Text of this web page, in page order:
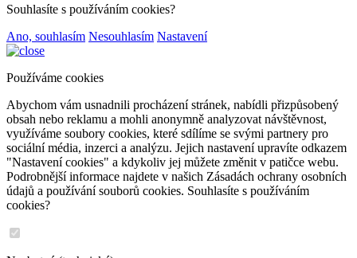
Souhlasíte s používáním cookies?
Ano, souhlasím Nesouhlasím Nastavení
Používáme cookies
Abychom vám usnadnili procházení stránek, nabídli přizpůsobený
obsah nebo reklamu a mohli anonymně analyzovat návštěvnost,
využíváme soubory cookies, které sdílíme se svými partnery pro
sociální média, inzerci a analýzu. Jejich nastavení upravíte odkazem
"Nastavení cookies" a kdykoliv jej můžete změnit v patičce webu.
Podrobnější informace najdete v našich Zásadách ochrany osobních
údajů a používání souborů cookies. Souhlasíte s používáním
cookies?